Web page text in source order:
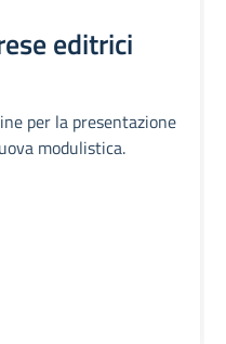
editrici
per la presentazione
modulistica.